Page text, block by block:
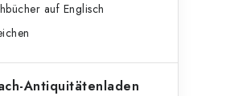
auf Englisch
Antiquitätenladen